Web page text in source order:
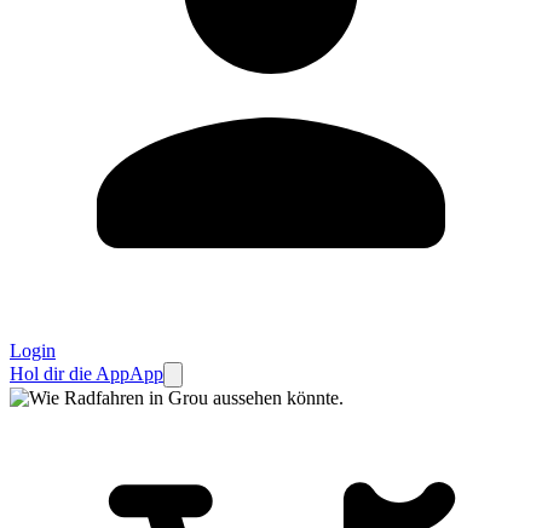
Login
Hol dir die AppApp